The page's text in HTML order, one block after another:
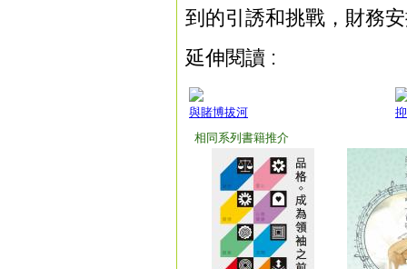
到的引誘和挑戰，財務
延伸閱讀 :
與賭博拔河
相同系列書籍推介